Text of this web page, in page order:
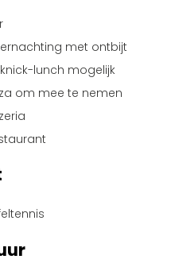
met ontbijt
lunch mogelijk
om mee te nemen